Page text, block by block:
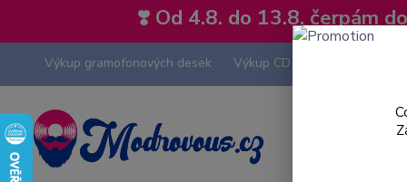
❣️ Od 4.8. do 13.8. čerpám
Výkup gramofonových desek Výkup CD